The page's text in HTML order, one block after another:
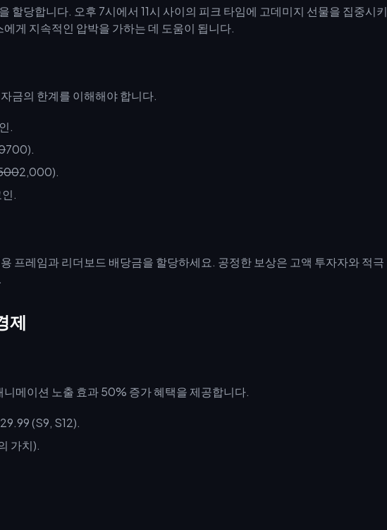
할당합니다. 오후 7시에서 11시 사이의 피크 타임에 고데미지 선물을 집중시키
게 지속적인 압박을 가하는 데 도움이 됩니다.
금의 한계를 이해해야 합니다.
.
700).
2,000).
.
프레임과 리더보드 배당금을 할당하세요. 공정한 보상은 고액 투자자와 적극
제
메이션 노출 효과 50% 증가 혜택을 제공합니다.
(S9, S12).
가치).